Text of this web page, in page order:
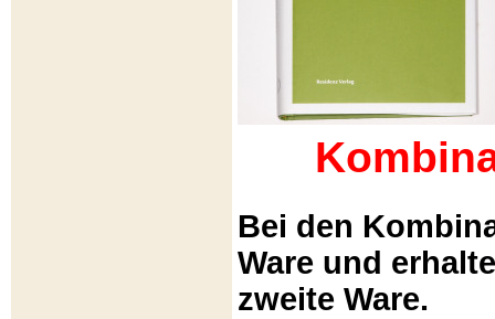
Bei den
Ware und
zweite Ware.